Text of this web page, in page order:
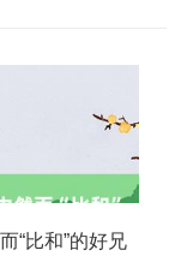
“比和”的好兄